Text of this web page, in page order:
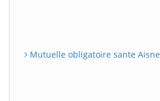
Mutuelle obligatoire sante Aisne